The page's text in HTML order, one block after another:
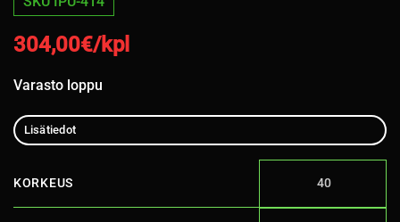
304,00€/kpl
Varasto loppu
Lisätiedot
KORKEUS 40